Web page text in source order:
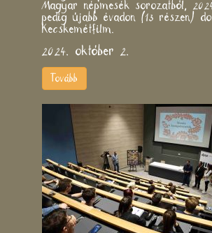
Magyar népmesék sorozatból,
pedig újabb évadon (13 részen)
Kecskemétfilm.
2024. október 2.
Tovább